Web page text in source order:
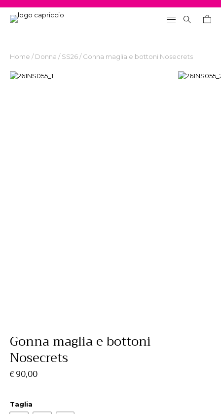
Search
for:
Home /Donna /SS26/ Gonna maglia e bottoni Nosecrets
Gonna maglia e bottoni
Nosecrets
€90,00
Taglia